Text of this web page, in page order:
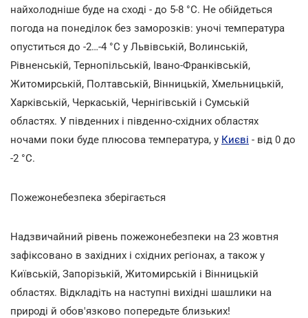
найхолодніше буде на сході - до 5-8 °С. Не обійдеться
погода на понеділок без заморозків: уночі температура
опуститься до -2…-4 °С у Львівській, Волинській,
Рівненській, Тернопільській, Івано-Франківській,
Житомирській, Полтавській, Вінницькій, Хмельницькій,
Харківській, Черкаській, Чернігівській і Сумській
областях. У південних і південно-східних областях
ночами поки буде плюсова температура, у Києві - від 0 до
-2 °С.
Пожежонебезпека зберігається
Надзвичайний рівень пожежонебезпеки на 23 жовтня
зафіксовано в західних і східних регіонах, а також у
Київській, Запорізькій, Житомирській і Вінницькій
областях. Відкладіть на наступні вихідні шашлики на
природі й обов'язково попередьте близьких!